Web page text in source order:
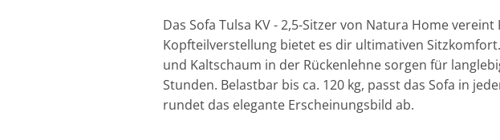
Das Sofa Tulsa KV - 2,5-Sitzer von Natura Home
Kopfteilverstellung bietet es dir ultimativen
und Kaltschaum in der Rückenlehne sorgen für
Stunden. Belastbar bis ca. 120 kg, passt das Sofa in
rundet das elegante Erscheinungsbild ab.